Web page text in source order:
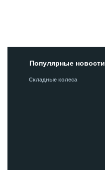
Популярные новости
Складные колеса